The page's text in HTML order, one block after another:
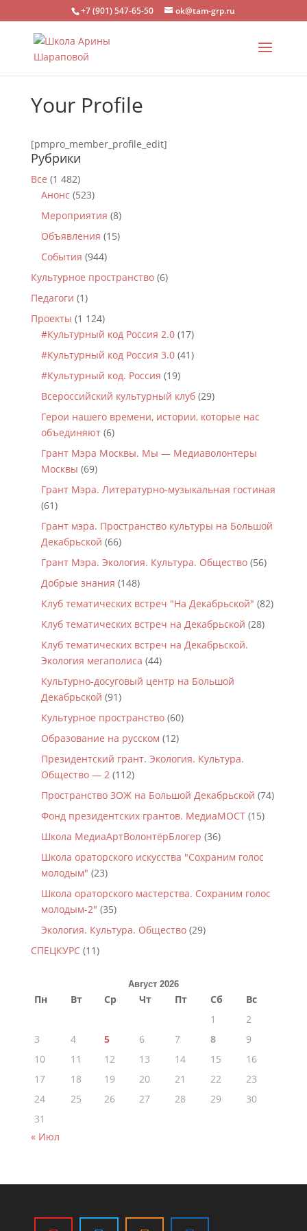
+7 (901) 547-65-50 ok@tam-grp.ru
Your Profile
[pmpro_member_profile_edit]
Рубрики
Все (1 482)
Анонс (523)
Мероприятия (8)
Объявления (15)
События (944)
Культурное пространство(6)
Педагоги (1)
Проекты (1 124)
#Культурный код Россия 2.0(17)
#Культурный код Россия 3.0(41)
#Культурный код. Россия (19)
Всероссийский культурный клуб(29)
Герои нашего времени, истории, которые нас
объединяют(6)
Грант Мэра Москвы. Мы — Медиаволонтеры
Москвы (69)
Грант Мэра. Литературно-музыкальная гостиная
(61)
Грант мэра. Пространство культуры на Большой
Декабрьской (66)
Грант Мэра. Экология. Культура. Общество(56)
Добрые знания (148)
Клуб тематических встреч "На Декабрьской" (82)
Клуб тематических встреч на Декабрьской (28)
Клуб тематических встреч на Декабрьской.
Экология мегаполиса (44)
Культурно-досуговый центр на Большой
Декабрьской (91)
Культурное пространство(60)
Образование на русском (12)
Президентский грант. Экология. Культура.
Общество — 2(112)
Пространство ЗОЖ на Большой Декабрьской (74)
Фонд президентских грантов. МедиаМОСТ(15)
Школа МедиаАртВолонтёрБлогер (36)
Школа ораторского искусства "Сохраним голос
молодым" (23)
Школа ораторского мастерства. Сохраним голос
молодым-2" (35)
Экология. Культура. Общество(29)
СПЕЦКУРС(11)
Август 2026
Пн Вт Ср Чт Пт Сб
Вс
1
2
3
4 5 6 7 8
9
10
11 12 13 14 15
16
17
18 19 20 21 22
23
24
25 26 27 28 29
30
31
« Июл